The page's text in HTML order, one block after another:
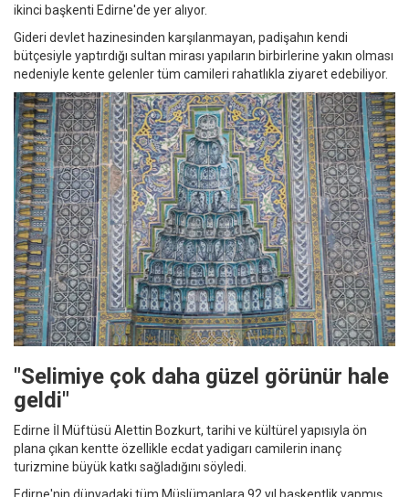
ikinci başkenti Edirne'de yer alıyor.
Gideri devlet hazinesinden karşılanmayan, padişahın kendi
bütçesiyle yaptırdığı sultan mirası yapıların birbirlerine yakın olması
nedeniyle kente gelenler tüm camileri rahatlıkla ziyaret edebiliyor.
"Selimiye çok daha güzel görünür hale
geldi"
Edirne İl Müftüsü Alettin Bozkurt, tarihi ve kültürel yapısıyla ön
plana çıkan kentte özellikle ecdat yadigarı camilerin inanç
turizmine büyük katkı sağladığını söyledi.